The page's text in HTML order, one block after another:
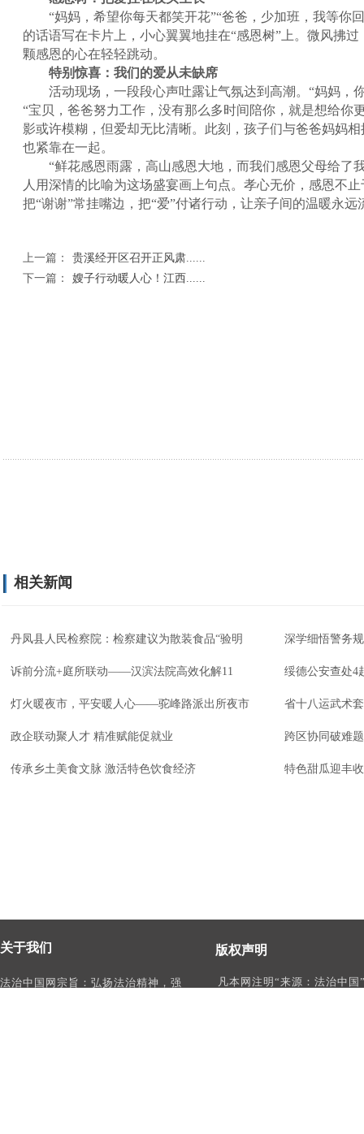
“妈妈，希望你每天都笑开花”“爸爸，少加班，我等你
的话语写在卡片上，小心翼翼地挂在“感恩树”上。微风拂
颗感恩的心在轻轻跳动。
特别惊喜：我们的爱从未缺席
活动现场，一段段心声吐露让气氛达到高潮。“妈妈，
“宝贝，爸爸努力工作，没有那么多时间陪你，就是想给
影或许模糊，但爱却无比清晰。此刻，孩子们与爸爸妈妈
也紧靠在一起。
“鲜花感恩雨露，高山感恩大地，而我们感恩父母给了
人用深情的比喻为这场盛宴画上句点。孝心无价，感恩不
把“谢谢”常挂嘴边，把“爱”付诸行动，让亲子间的温暖永
上一篇：
贵溪经开区召开正风肃......
下一篇：
嫂子行动暖人心！江西......
相关新闻
丹凤县人民检察院：检察建议为散装食品“验明 深学细悟警务
诉前分流+庭所联动——汉滨法院高效化解11 绥德公安查处4
灯火暖夜市，平安暖人心——驼峰路派出所夜市 省十八运武术
政企联动聚人才 精准赋能促就业 跨区协同破难
传承乡土美食文脉 激活特色饮食经济 特色甜瓜迎丰
版权声明
凡本网注明“来源：法治中国
关于我们
法治中国网宗旨：弘扬法治精神，强